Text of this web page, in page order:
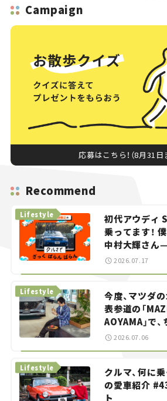
Campaign
応募はこちら！（8月31日
Recommend
初代アウディ
乗ってます！
中村大輝さん
智之の「クル
Lifestyle
2026.07.17
今度、マツダ
表参道の「
AOYAMA」で
——連載｜CCG
Lifestyle
2026.07.06
クルマ、何に
の愛車紹介
ト
Lifestyle